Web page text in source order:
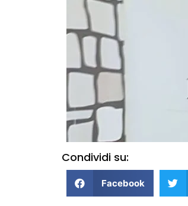
Condividi su:
Facebook